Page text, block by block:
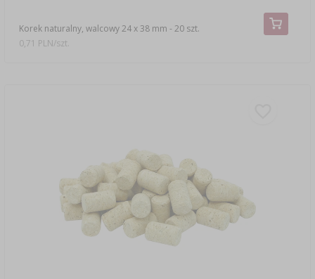
Korek naturalny, walcowy 24 x 38 mm - 20 szt.
0,71 PLN/szt.